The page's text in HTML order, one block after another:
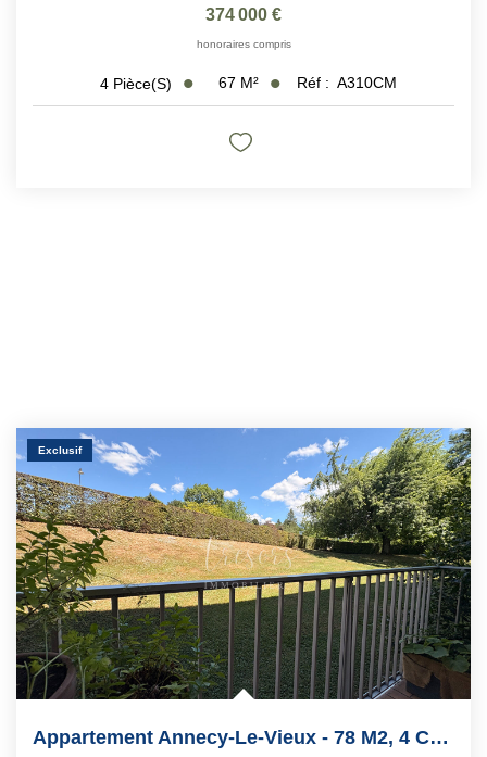
374 000 €
honoraires compris
4 Pièce(s) 67 M² Réf : A310CM
Exclusif
Appartement Annecy-Le-Vieux - 78 M2, 4 Chambres